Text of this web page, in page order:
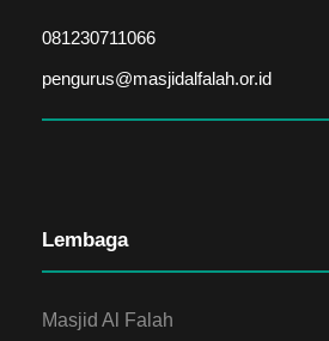
081230711066
pengurus@masjidalfalah.or.id
Lembaga
Masjid Al Falah